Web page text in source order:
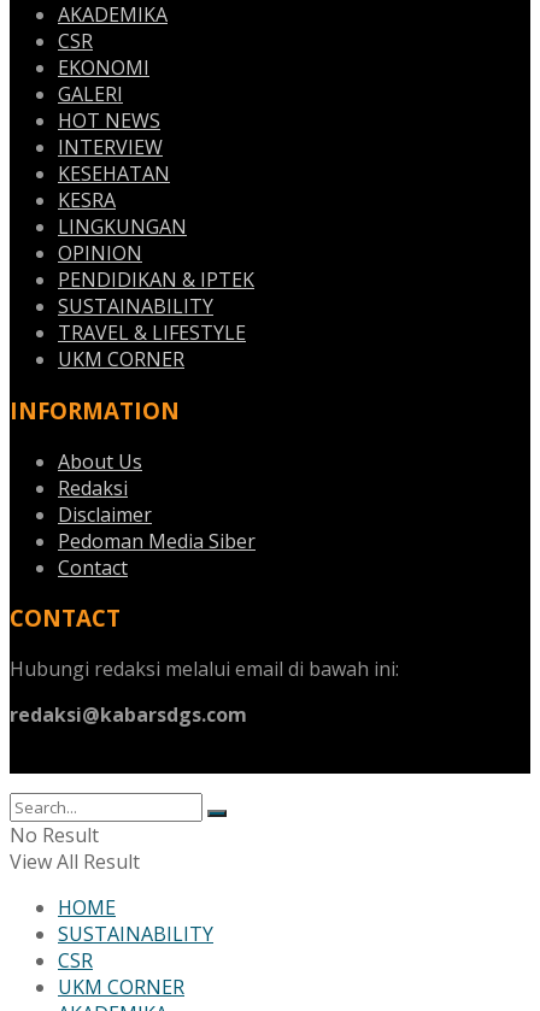
AKADEMIKA
CSR
EKONOMI
GALERI
HOT NEWS
INTERVIEW
KESEHATAN
KESRA
LINGKUNGAN
OPINION
PENDIDIKAN & IPTEK
SUSTAINABILITY
TRAVEL & LIFESTYLE
UKM CORNER
INFORMATION
About Us
Redaksi
Disclaimer
Pedoman Media Siber
Contact
CONTACT
Hubungi redaksi melalui email di bawah ini:
redaksi@kabarsdgs.com
No Result
View All Result
HOME
SUSTAINABILITY
CSR
UKM CORNER